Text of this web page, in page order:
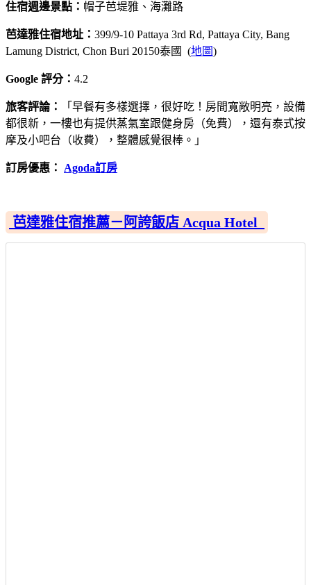
住宿週邊景點： 帽子芭堤雅、海灘路
芭達雅住宿地址： 399/9-10 Pattaya 3rd Rd, Pattaya City, Bang
Lamung District, Chon Buri 20150泰國 (地圖)
Google 評分： 4.2
旅客評論：
「早餐有多樣選擇，很好吃！房間寬敞明亮，設備
都很新，一樓也有提供蒸氣室跟健身房（免費），還有泰式按
摩及小吧台（收費），整體感覺很棒。」
訂房優惠： Agoda訂房
芭達雅住宿推薦－阿誇飯店 Acqua Hotel